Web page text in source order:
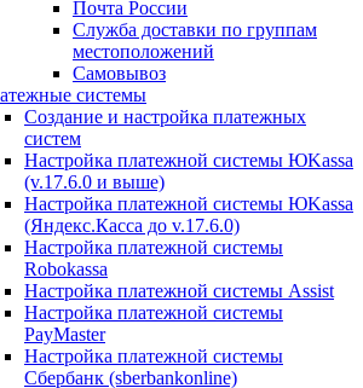
Почта России
Служба доставки по группам
местоположений
Самовывоз
системы
Создание и настройка платежных
систем
Настройка платежной системы ЮKassa
(v.17.6.0 и выше)
Настройка платежной системы ЮKassa
(Яндекс.Касса до v.17.6.0)
Настройка платежной системы
Robokassa
Настройка платежной системы Assist
Настройка платежной системы
PayMaster
Настройка платежной системы
Сбербанк (sberbankonline)